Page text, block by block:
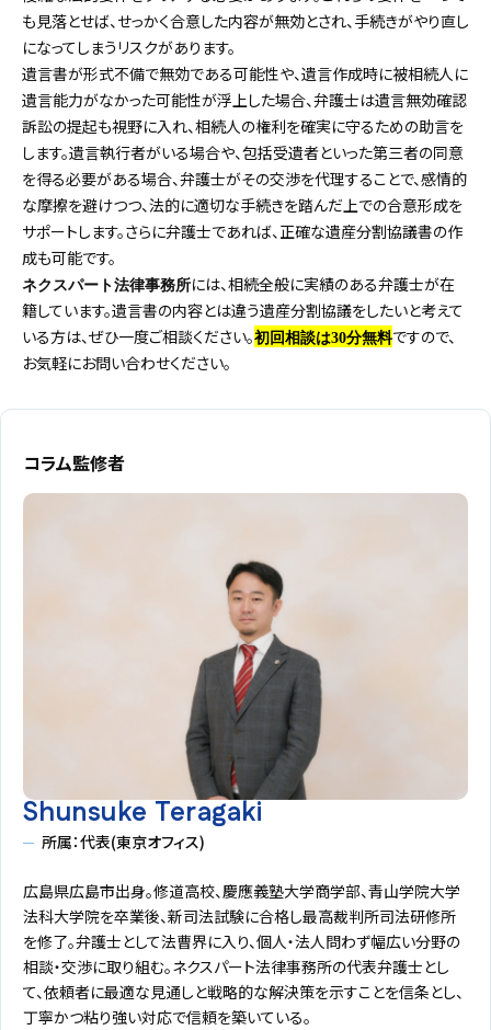
も見落とせば、せっかく合意した内容が無効とされ、手続きがやり直し
になってしまうリスクがあります。
遺言書が形式不備で無効である可能性や、遺言作成時に被相続人に
遺言能力がなかった可能性が浮上した場合、弁護士は遺言無効確認
訴訟の提起も視野に入れ、相続人の権利を確実に守るための助言を
します。遺言執行者がいる場合や、包括受遺者といった第三者の同意
を得る必要がある場合、弁護士がその交渉を代理することで、感情的
な摩擦を避けつつ、法的に適切な手続きを踏んだ上での合意形成を
サポートします。さらに弁護士であれば、正確な遺産分割協議書の作
成も可能です。
ネクスパート法律事務所には、相続全般に実績のある弁護士が在
籍しています。遺言書の内容とは違う遺産分割協議をしたいと考えて
いる方は、ぜひ一度ご相談ください。初回相談は30分無料ですので、
お気軽にお問い合わせください。
コラム監修者
Shunsuke Teragaki
所属：代表(東京オフィス)
広島県広島市出身。修道高校、慶應義塾大学商学部、青山学院大学
法科大学院を卒業後、新司法試験に合格し最高裁判所司法研修所
を修了。弁護士として法曹界に入り、個人・法人問わず幅広い分野の
相談・交渉に取り組む。ネクスパート法律事務所の代表弁護士とし
て、依頼者に最適な見通しと戦略的な解決策を示すことを信条とし、
丁寧かつ粘り強い対応で信頼を築いている。